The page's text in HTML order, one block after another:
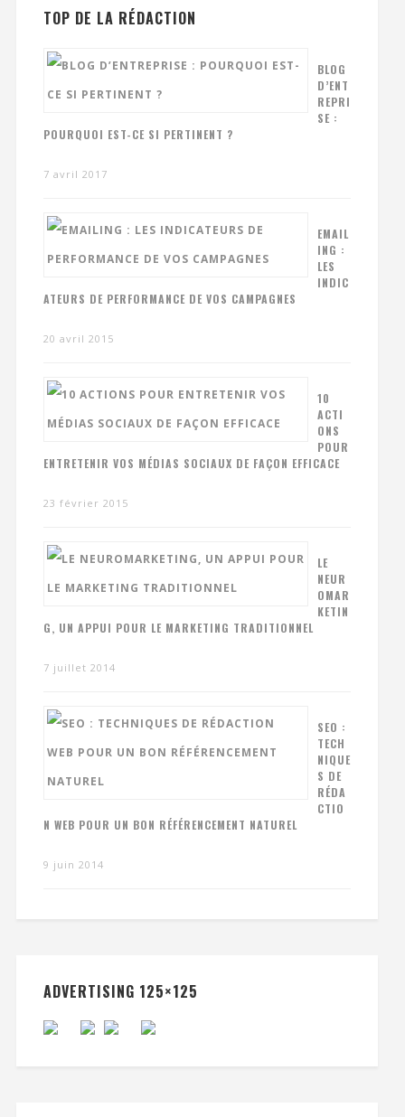
TOP DE LA RÉDACTION
BLOG
D’ENT
REPRI
SE :
POURQUOI EST-CE SI PERTINENT ?
7 avril 2017
EMAIL
ING :
LES
INDIC
ATEURS DE PERFORMANCE DE VOS CAMPAGNES
20 avril 2015
10
ACTI
ONS
POUR
ENTRETENIR VOS MÉDIAS SOCIAUX DE FAÇON EFFICACE
23 février 2015
LE
NEUR
OMAR
KETIN
G, UN APPUI POUR LE MARKETING TRADITIONNEL
7 juillet 2014
SEO :
TECH
NIQUE
S DE
RÉDA
CTIO
N WEB POUR UN BON RÉFÉRENCEMENT NATUREL
9 juin 2014
ADVERTISING 125×125